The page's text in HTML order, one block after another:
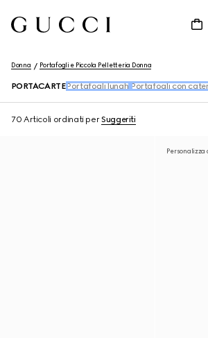
Donna Portafogli e Piccola Pelletteria Donna
PORTACARTE Portafogli lunghi Portafogli con
70 Articoli ordinati perSuggeriti
Personalizza